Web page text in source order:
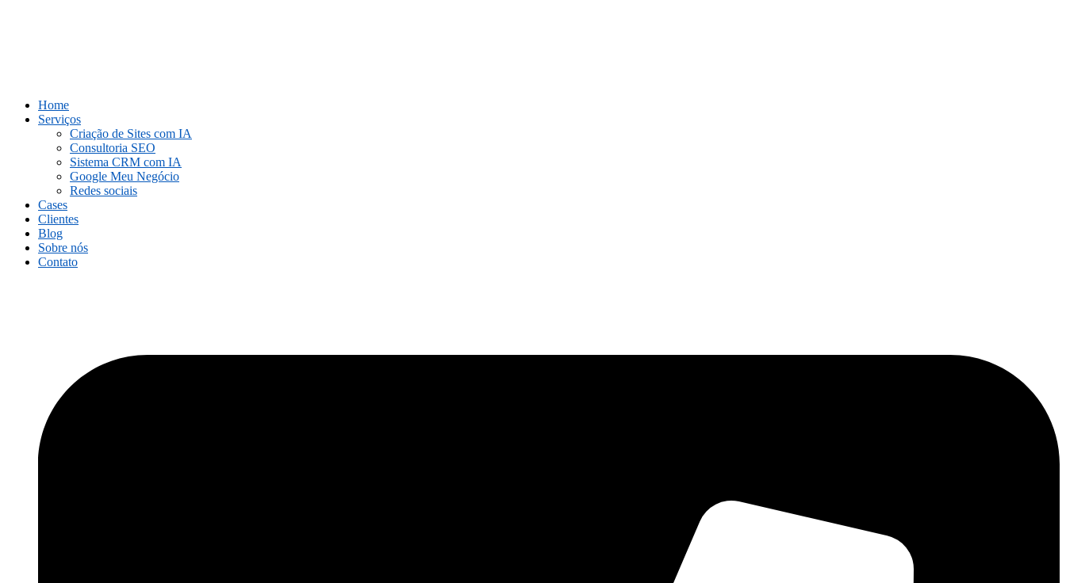
Home
Serviços
Criação de Sites com IA
Consultoria SEO
Sistema CRM com IA
Google Meu Negócio
Redes sociais
Cases
Clientes
Blog
Sobre nós
Contato